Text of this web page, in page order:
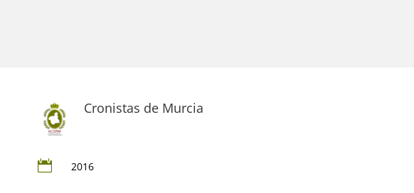
Cronistas de Murcia
 2016